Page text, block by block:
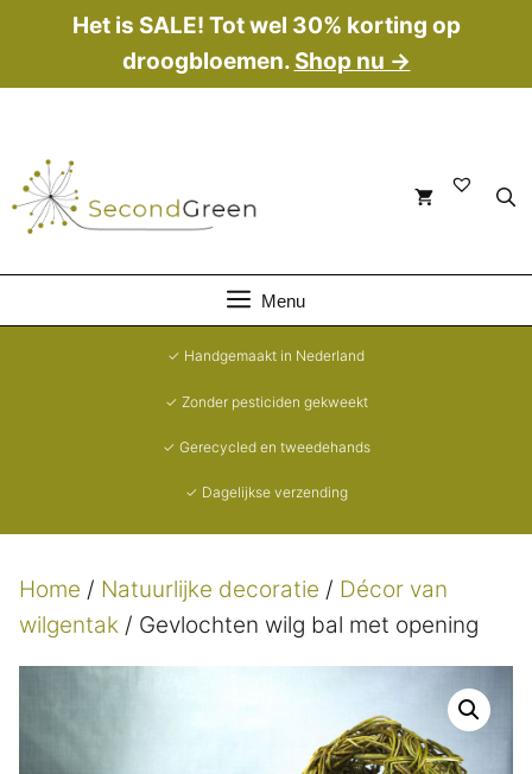
de
Het is SALE! Tot wel 30% korting op
droogbloemen. Shop nu →
Menu
✓ Handgemaakt in Nederland
✓ Zonder pesticiden gekweekt
✓ Gerecycled en tweedehands
✓ Dagelijkse verzending
Home / Natuurlijke decoratie / Décor van
wilgentak / Gevlochten wilg bal met opening